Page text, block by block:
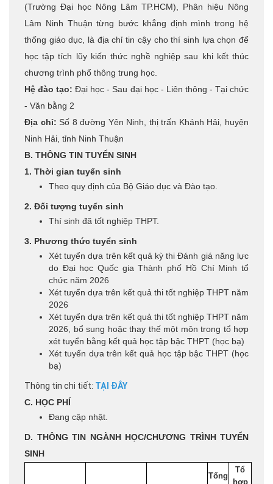
(Trường Đại học Nông Lâm TP.HCM), Phân hiệu Nông
Lâm Ninh Thuận từng bước khẳng định mình trong hệ
thống giáo dục, là địa chỉ tin cậy cho thí sinh lựa chọn để
học tập tích lũy kiến thức nghề nghiệp sau khi kết thúc
chương trình phổ thông trung học.
Hệ đào tạo:Đại học - Sau đại học - Liên thông - Tại chức
- Văn bằng 2
Địa chỉ: Số 8 đường Yên Ninh, thị trấn Khánh Hải, huyện
Ninh Hải, tỉnh Ninh Thuận
B. THÔNG TIN TUYỂN SINH
1. Thời gian tuyển sinh
Theo quy định của Bộ Giáo dục và Đào tạo.
2. Đối tượng tuyển sinh
Thí sinh đã tốt nghiệp THPT.
3. Phương thức tuyển sinh
Xét tuyển dựa trên kết quả kỳ thi Đánh giá năng lực
do Đại học Quốc gia Thành phố Hồ Chí Minh tổ
chức năm 2026
Xét tuyển dựa trên kết quả thi tốt nghiệp THPT năm
2026
Xét tuyển dựa trên kết quả thi tốt nghiệp THPT năm
2026, bổ sung hoặc thay thế một môn trong tổ hợp
xét tuyển bằng kết quả học tập bậc THPT (học bạ)
Xét tuyển dựa trên kết quả học tập bậc THPT (học
bạ)
Thông tin chi tiết: TẠI ĐÂY
C. HỌC PHÍ
Đang cập nhật.
D. THÔNG TIN NGÀNH HỌC/CHƯƠNG TRÌNH TUYỂN
SINH
Tổng
Tổ
hợp